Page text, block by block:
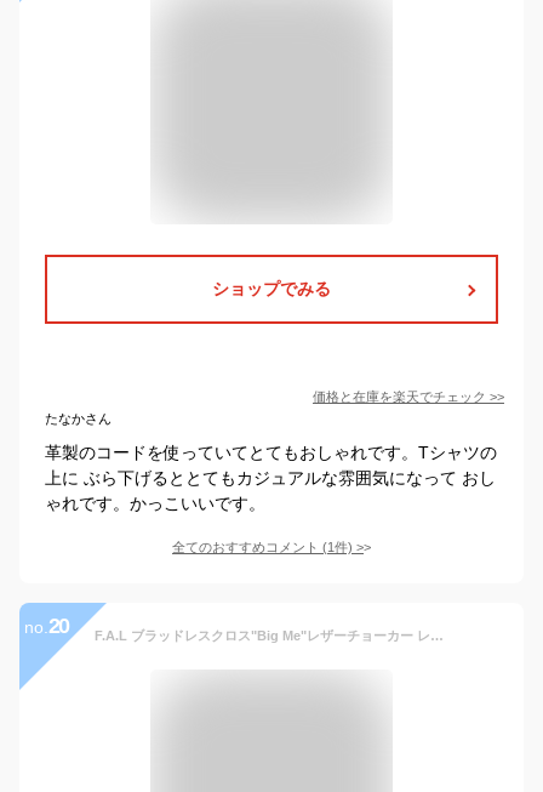
ショップでみる
価格と在庫を楽天でチェック >>
たなかさん
革製のコードを使っていてとてもおしゃれです。Tシャツの
上に ぶら下げるととてもカジュアルな雰囲気になって おし
ゃれです。かっこいいです。
全てのおすすめコメント (1件) >
no. 20 F.A.L ブラッドレスクロス"Big Me"レザーチョーカー レザーネックレス(ペンダントトップ付き) クロス クロス 十字 ブラッドレスクロス BLC F.A.L エフエーエル 牛革 編み紐 四つ編み 革紐 レザー Fuck Around Lewisite ファックアラウンドルイサイト